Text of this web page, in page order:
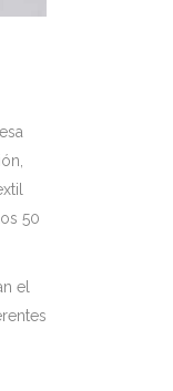
50
el